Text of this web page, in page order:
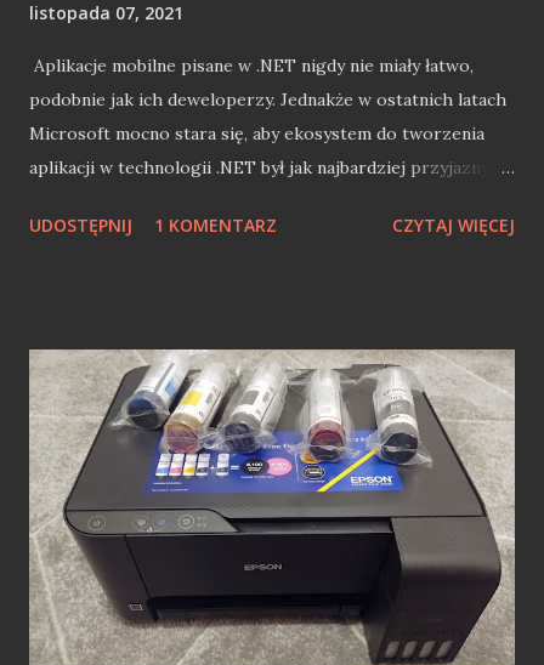
listopada 07, 2021
Aplikacje mobilne pisane w .NET nigdy nie miały łatwo,
podobnie jak ich deweloperzy. Jednakże w ostatnich latach
Microsoft mocno stara się, aby ekosystem do tworzenia
aplikacji w technologii .NET był jak najbardziej przyjazny
firmy). Pomimo tego obecnie jesteśmy w technologicznym
technologiach Microsoft mobile. Z racji tego, że "klepię" ;)
w .NET już prawie 14 lat to przewinąłem się przez wiele
projektów mobilnych (komercyjnych i nie tylko)
tworzonych właśnie przy pomocy narzędzi Microsoft. W
tym wpisie postaram się przedstawić w miarę zwięzłej
formie historię programowania mobilnego w .NET, która
jest ze mną niemalże od zawsze. Windows Mobile i .NET
Compact Framework Moja przygoda z technologiami
mobilnym od Microsoftu zaczęła się właśnie od .NET
UDOSTĘPNIJ 1 KOMENTARZ CZYTAJ WIĘCEJ